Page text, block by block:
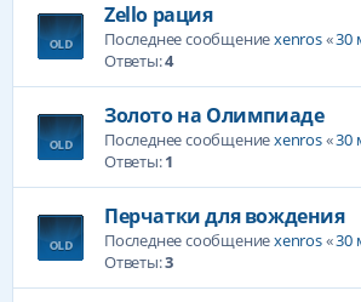
Zello рация
Последнее сообщениеxenros«30
Ответы:4
Золото на Олимпиаде
Последнее сообщениеxenros«30
Ответы:1
Перчатки для вождения
Последнее сообщениеxenros«30
Ответы:3